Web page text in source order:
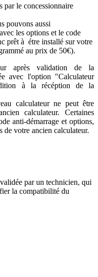
par le concessionnaire
pouvons aussi
les options et le code
prêt à étre installé sur votre
au prix de 50€).
après validation de la
avec l'option "Calculateur
à la récéption de la
calculateur ne peut être
calculateur. Certaines
anti-démarrage et options,
de votre ancien calculateur.
par un technicien, qui
la compatibilité du